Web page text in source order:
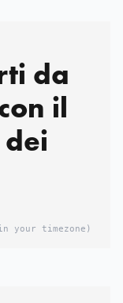
da
il
your timezone)